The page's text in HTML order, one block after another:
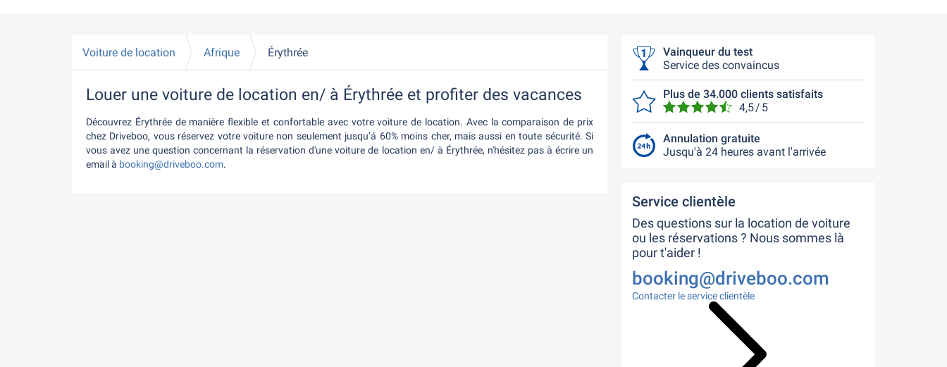
Voiture de location Afrique Érythrée
Louer une voiture de location en/ à Érythrée et profiter des vacances
Découvrez Érythrée de manière flexible et confortable avec votre voiture de location. Avec la comparaison de prix
chez Driveboo, vous réservez votre voiture non seulement jusqu’á 60% moins cher, mais aussi en toute sécurité. Si
vous avez une question concernant la réservation d'une voiture de location en/ à Érythrée, n'hésitez pas à écrire un
email à booking@driveboo.com.
Vainqueur du test
Service des convaincus
Plus de 34.000 clients satisfaits
4,5 / 5
Annulation gratuite
Jusqu'à 24 heures avant l'arrivée
Service clientèle
Des questions sur la location de voiture
ou les réservations ? Nous sommes là
pour t'aider !
booking@driveboo.com
Contacter le service clientèle